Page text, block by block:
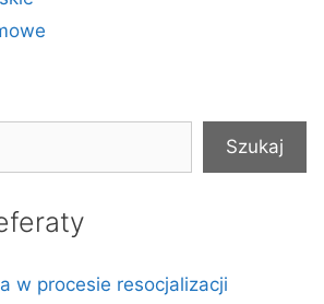
Szukaj
w procesie resocjalizacji